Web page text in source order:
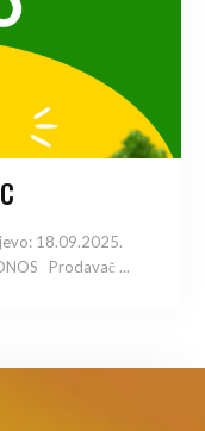
18.09.2025.
godine OGLAS ZA PRIJEM U RADNI ODNOS Prodavač ...